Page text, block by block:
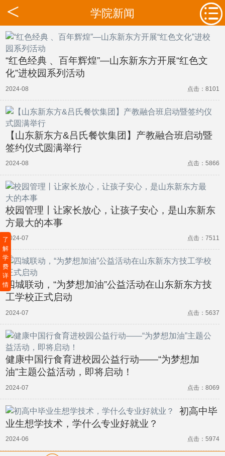
学院新闻
“红色经典 、百年辉煌”—山东新东方开展“红色文
化”进校园系列活动
2024-08 点击：8101
【山东新东方&吕氏餐饮集团】产教融合班启动暨
签约仪式圆满举行
2024-08 点击：5866
校园管理丨让家长放心，让孩子安心，是山东新东
方最大的本事
2024-07 点击：7511
四城联动，“为梦想加油”公益活动在山东新东方技
工学校正式启动
2024-07 点击：5637
健康中国行食育进校园公益行动——“为梦想加
油”主题公益活动，即将启动！
2024-07 点击：8069
初高中毕
业生想学技术，学什么专业好就业？
2024-06 点击：5974
了
解
学
费
详
情